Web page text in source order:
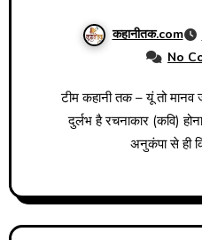
कहानीतक.com
No
टीम कहानी तक – यूं तो मानव जीवन ही दुर्लभ है और उसमें भी
दुर्लभ है रचनाकार (कवि)
अनुकंपा से ही